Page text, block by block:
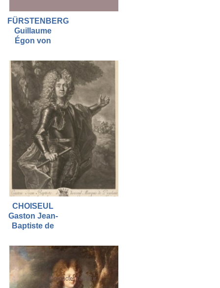
FÜRSTENBERG
Guillaume
Égon von
CHOISEUL
Gaston Jean-
Baptiste de
Contacter l'auteur